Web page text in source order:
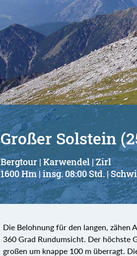
Großer Solstein
Bergtour | Karwendel | Zirl
1600 Hm | insg. 08:00 Std. |
Die Belohnung für den langen, zähen
360 Grad Rundumsicht. Der höchste
großen um knappe 100 m überragt.